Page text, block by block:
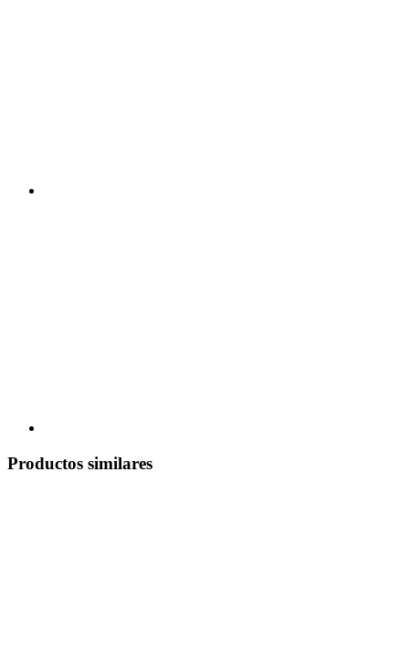
Productos similares